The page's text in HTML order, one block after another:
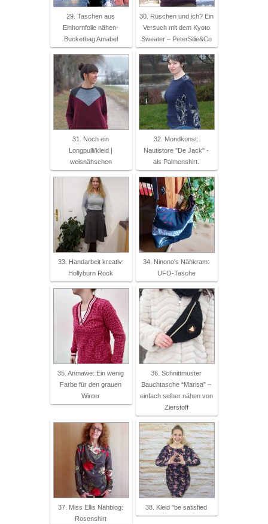
29. Taschen aus
Einhornfolie nähen-
Bucketbag Amabel
30. Rüschen und ich? Ein
Versuch mit dem Kyoto
Sweater – PeterSilie&Co
31. Noch ein
Longpulli/kleid |
weisnähschen
32. Mondkunst:
Nautistore "De Jack" -
als Palmenshirt.
33. Handarbeit kreativ:
Hollyburn Rock
34. Ninono's Nähkram:
UFO-Tasche
35. Anmawe: Ein wenig
Farbe für den grauen
Winter
36. Schnittmuster
Bauchtasche “Marisa” –
einfach selber nähen von
Zierstoff
37. Miss Ellis Nähblog:
Rosenshirt
38. Kleid "be satisfied